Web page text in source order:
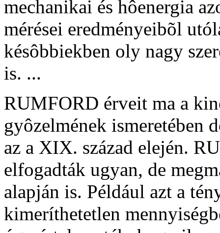
mechanikai és hôenergia
mérései eredményeibõl
késôbbiekben oly nagy
is. ...
RUMFORD érveit ma a
gyôzelmének ismeretében
az a XIX. század elején.
elfogadták ugyan, de
alapján is. Például azt a
kimeríthetetlen